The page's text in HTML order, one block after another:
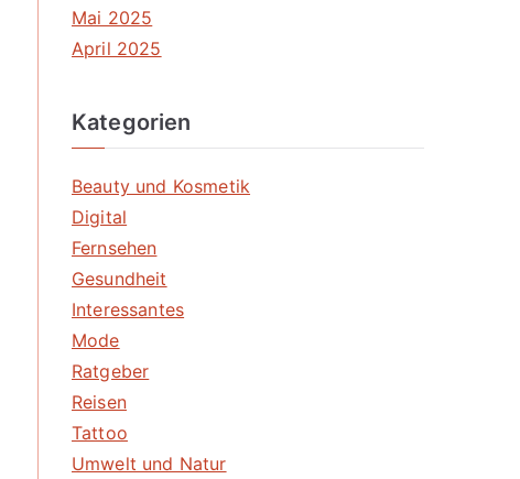
Mai 2025
April 2025
Kategorien
Beauty und Kosmetik
Digital
Fernsehen
Gesundheit
Interessantes
Mode
Ratgeber
Reisen
Tattoo
Umwelt und Natur